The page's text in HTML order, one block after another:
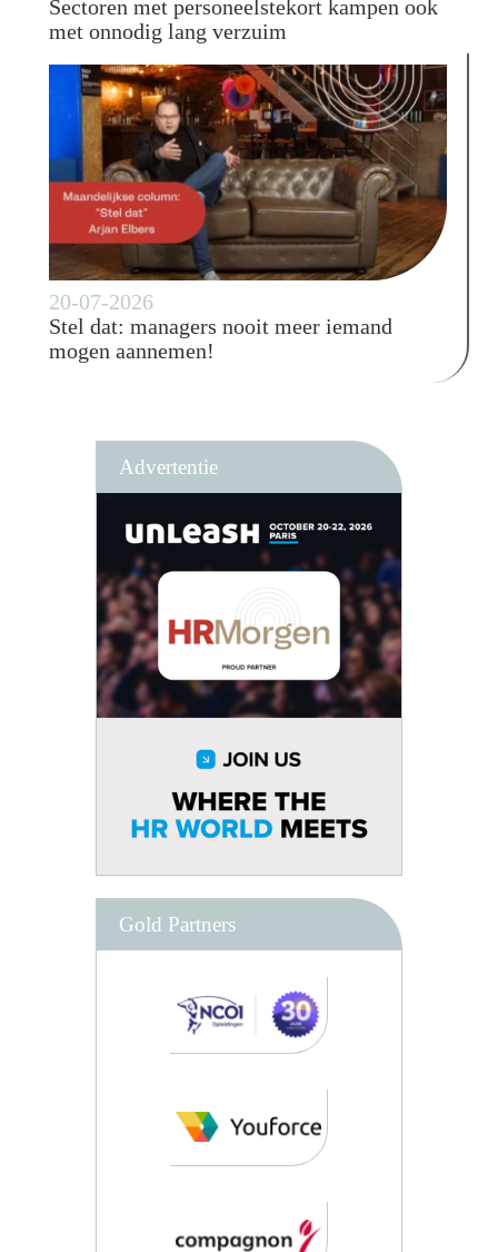
Sectoren met personeelstekort kampen ook
met onnodig lang verzuim
20-07-2026
Stel dat: managers nooit meer iemand
mogen aannemen!
Advertentie
Gold Partners